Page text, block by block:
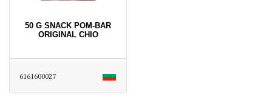
50 G SNACK POM-BAR
ORIGINAL CHIO
6161600027